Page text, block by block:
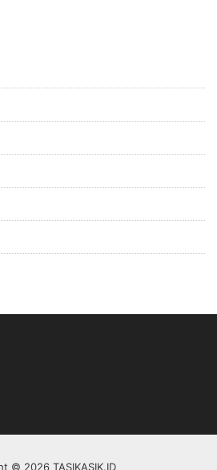
© 2026 TASIKASIK.ID